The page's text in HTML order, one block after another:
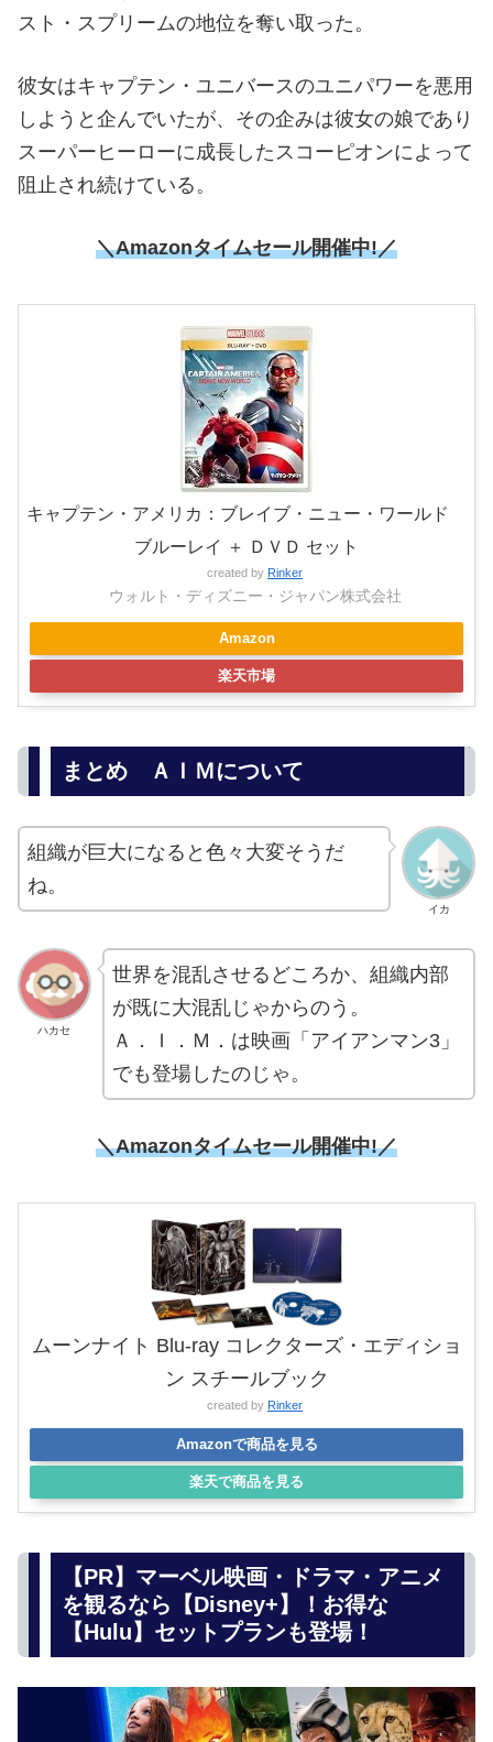
スト・スプリームの地位を奪い取った。
彼女はキャプテン・ユニバースのユニパワーを悪用
しようと企んでいたが、その企みは彼女の娘であり
スーパーヒーローに成長したスコーピオンによって
阻止され続けている。
＼Amazonタイムセール開催中!／
キャプテン・アメリカ：ブレイブ・ニュー・ワールド
ブルーレイ ＋ ＤＶＤ セット
created by Rinker
ウォルト・ディズニー・ジャパン株式会社
Amazon
楽天市場
まとめ ＡＩＭについて
イカ
組織が巨大になると色々大変そうだ
ね。
ハカセ
世界を混乱させるどころか、組織内部
が既に大混乱じゃからのう。
Ａ．Ｉ．Ｍ．は映画「アイアンマン3」
でも登場したのじゃ。
＼Amazonタイムセール開催中!／
ムーンナイト Blu-ray コレクターズ・エディショ
ン スチールブック
created by Rinker
Amazonで商品を見る
楽天で商品を見る
【PR】マーベル映画・ドラマ・アニメ
を観るなら【Disney+】！お得な
【Hulu】セットプランも登場！